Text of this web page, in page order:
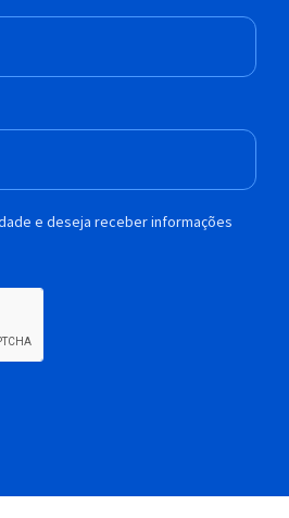
e deseja receber informações